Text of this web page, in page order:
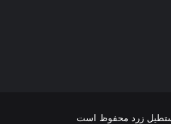
زرد محفوظ است